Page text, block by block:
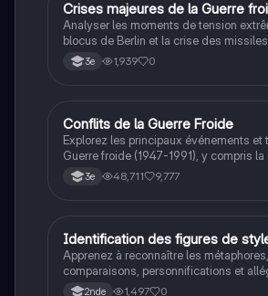
CHistoire
Crises majeures de la Guerre
Analyser les moments de tension
blocus de Berlin et la crise des
3e 1,939 0
Histoire
Conflits de la Guerre Froide
Explorez les principaux événements et
Guerre froide (1947-1991), y compris
l'Allemagne, la crise de Cuba, la guerre
la course à l'espace. Cette fiche de
historique.
3e 48,711 9,777
IFrançais
Identification des figures de
Apprenez à reconnaître les métaphores,
comparaisons, personnifications et
des phrases simples.
2nde 1,497 0